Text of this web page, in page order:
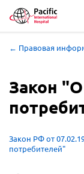
← Правовая
Закон
Закон РФ от
потребителей"